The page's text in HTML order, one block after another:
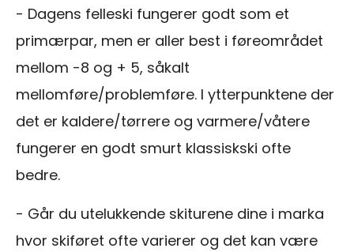
- Dagens felleski fungerer godt som et
primærpar, men er aller best i føreområdet
mellom -8 og + 5, såkalt
mellomføre/problemføre. I ytterpunktene der
det er kaldere/tørrere og varmere/våtere
fungerer en godt smurt klassiskski ofte
bedre.
- Går du utelukkende skiturene dine i marka
hvor skiføret ofte varierer og det kan være